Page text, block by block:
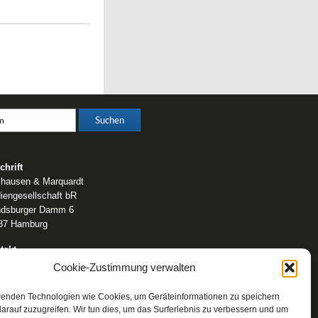
Cookie-Zustimmung verwalten
Technologien wie Cookies, um Geräteinformationen zu speichern
zuzugreifen. Wir tun dies, um das Surferlebnis zu verbessern und um
& Marquardt
bR
Damm 6
Hamburg
0 40 / 42 91 77-0
www.wm-medien.de